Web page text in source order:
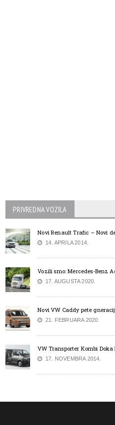
PRIVREDNA VOZILA
Novi Renault Trafic – Novi
14. APRILA 2014.
Vozili smo: Mercedes-Benz
17. AUGUSTA 2020.
Novi VW Caddy pete
21. FEBRUARA 2020.
VW Transporter Kombi
17. NOVEMBRA 2014.